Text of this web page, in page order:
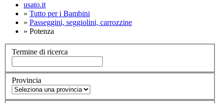
usato.it
» Tutto per i Bambini
» Passeggini, seggiolini, carrozzine
» Potenza
Termine di ricerca
Provincia